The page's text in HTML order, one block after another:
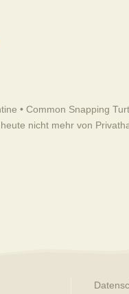
• Common Snapping
nicht mehr von